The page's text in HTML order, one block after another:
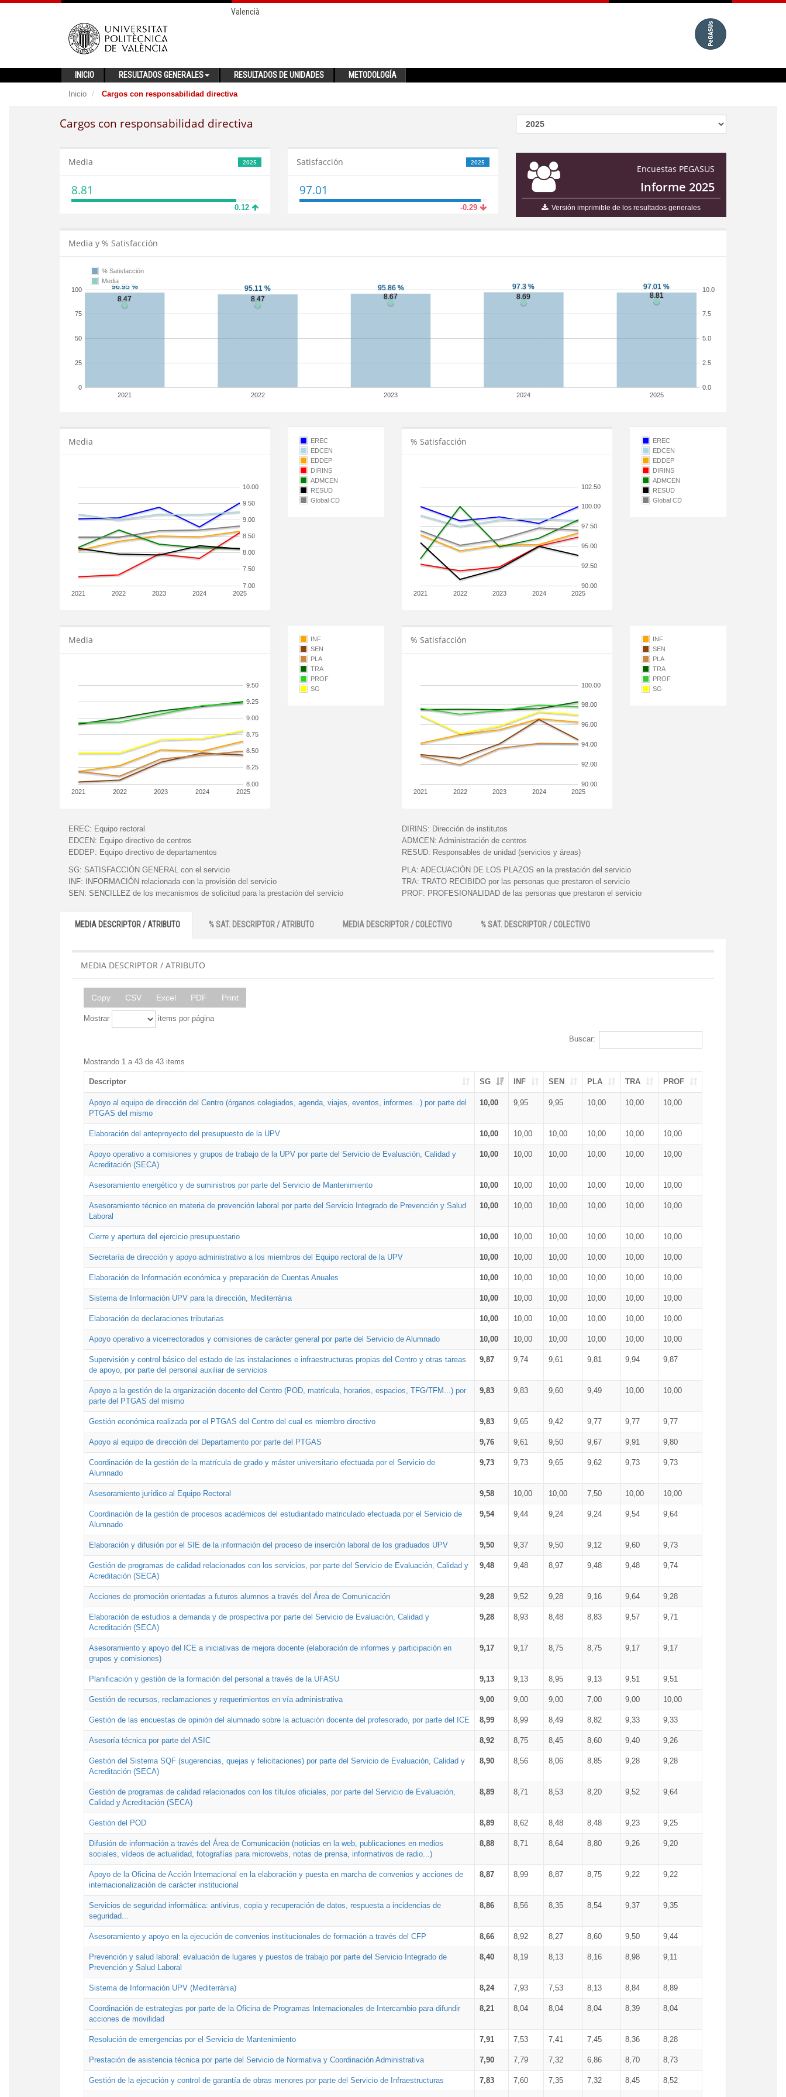
Valencià
INICIO RESULTADOS GENERALES RESULTADOS DE UNIDADES METODOLOGÍA
Inicio Cargos con responsabilidad directiva
Cargos con responsabilidad directiva
Encuestas PEGASUS
Informe 2025
Versión imprimible de los resultados generales
2025
Media
8.81
0.12
2025
Satisfacción
97.01
-0.29
Media y % Satisfacción
2021 2022 2023 2024 2025
0
25
50
75
100
0.0
2.5
5.0
7.5
10.0
% Satisfacción
Media
Media
2021 2022 2023 2024 2025
7.00
7.50
8.00
8.50
9.00
9.50
10.00
EREC
EDCEN
EDDEP
DIRINS
ADMCEN
RESUD
Global CD
% Satisfacción
2021 2022 2023 2024 2025
90.00
92.50
95.00
97.50
100.00
102.50
EREC
EDCEN
EDDEP
DIRINS
ADMCEN
RESUD
Global CD
Media
2021 2022 2023 2024 2025
8.00
8.25
8.50
8.75
9.00
9.25
9.50
INF
SEN
PLA
TRA
PROF
SG
% Satisfacción
2021 2022 2023 2024 2025
90.00
92.00
94.00
96.00
98.00
100.00
INF
SEN
PLA
TRA
PROF
SG
EREC: Equipo rectoral
EDCEN: Equipo directivo de centros
EDDEP: Equipo directivo de departamentos
DIRINS: Dirección de institutos
ADMCEN: Administración de centros
RESUD: Responsables de unidad (servicios y áreas)
SG: SATISFACCIÓN GENERAL con el servicio
INF:
INFORMACIÓN relacionada con la provisión del servicio
SEN: SENCILLEZ de los mecanismos de solicitud para la prestación del servicio
PLA: ADECUACIÓN DE LOS PLAZOS en la prestación del servicio
TRA: TRATO RECIBIDO por las personas que prestaron el servicio
PROF: PROFESIONALIDAD de las personas que prestaron el servicio
MEDIA DESCRIPTOR / ATRIBUTO % SAT. DESCRIPTOR / ATRIBUTO MEDIA DESCRIPTOR / COLECTIVO % SAT. DESCRIPTOR / COLECTIVO
MEDIA DESCRIPTOR / ATRIBUTO
Copy CSV Excel PDF Print
Mostrar items por página
Buscar:
Mostrando 1 a 43 de 43 items
Descriptor SG INF SEN PLA TRA PROF
Apoyo al equipo de dirección del Centro (órganos colegiados, agenda, viajes, eventos, informes...) por parte del
PTGAS del mismo
10,00 9,95 9,95 10,00 10,00 10,00
Elaboración del anteproyecto del presupuesto de la UPV 10,00 10,00 10,00 10,00 10,00 10,00
Apoyo operativo a comisiones y grupos de trabajo de la UPV por parte del Servicio de Evaluación, Calidad y
Acreditación (SECA)
10,00 10,00 10,00 10,00 10,00 10,00
Asesoramiento energético y de suministros por parte del Servicio de Mantenimiento 10,00 10,00 10,00 10,00 10,00 10,00
Asesoramiento técnico en materia de prevención laboral por parte del Servicio Integrado de Prevención y Salud
Laboral
10,00 10,00 10,00 10,00 10,00 10,00
Cierre y apertura del ejercicio presupuestario 10,00 10,00 10,00 10,00 10,00 10,00
Secretaría de dirección y apoyo administrativo a los miembros del Equipo rectoral de la UPV 10,00 10,00 10,00 10,00 10,00 10,00
Elaboración de Información económica y preparación de Cuentas Anuales 10,00 10,00 10,00 10,00 10,00 10,00
Sistema de Información UPV para la dirección, Mediterrània 10,00 10,00 10,00 10,00 10,00 10,00
Elaboración de declaraciones tributarias 10,00 10,00 10,00 10,00 10,00 10,00
Apoyo operativo a vicerrectorados y comisiones de carácter general por parte del Servicio de Alumnado 10,00 10,00 10,00 10,00 10,00 10,00
Supervisión y control básico del estado de las instalaciones e infraestructuras propias del Centro y otras tareas
de apoyo, por parte del personal auxiliar de servicios
9,87 9,74 9,61 9,81 9,94 9,87
Apoyo a la gestión de la organización docente del Centro (POD, matrícula, horarios, espacios, TFG/TFM...) por
parte del PTGAS del mismo
9,83 9,83 9,60 9,49 10,00 10,00
Gestión económica realizada por el PTGAS del Centro del cual es miembro directivo 9,83 9,65 9,42 9,77 9,77 9,77
Apoyo al equipo de dirección del Departamento por parte del PTGAS 9,76 9,61 9,50 9,67 9,91 9,80
Coordinación de la gestión de la matrícula de grado y máster universitario efectuada por el Servicio de
Alumnado
9,73 9,73 9,65 9,62 9,73 9,73
Asesoramiento jurídico al Equipo Rectoral 9,58 10,00 10,00 7,50 10,00 10,00
Coordinación de la gestión de procesos académicos del estudiantado matriculado efectuada por el Servicio de
Alumnado
9,54 9,44 9,24 9,24 9,54 9,64
Elaboración y difusión por el SIE de la información del proceso de inserción laboral de los graduados UPV 9,50 9,37 9,50 9,12 9,60 9,73
Gestión de programas de calidad relacionados con los servicios, por parte del Servicio de Evaluación, Calidad y
Acreditación (SECA)
9,48 9,48 8,97 9,48 9,48 9,74
Acciones de promoción orientadas a futuros alumnos a través del Área de Comunicación 9,28 9,52 9,28 9,16 9,64 9,28
Elaboración de estudios a demanda y de prospectiva por parte del Servicio de Evaluación, Calidad y
Acreditación (SECA)
9,28 8,93 8,48 8,83 9,57 9,71
Asesoramiento y apoyo del ICE a iniciativas de mejora docente (elaboración de informes y participación en
grupos y comisiones)
9,17 9,17 8,75 8,75 9,17 9,17
Planificación y gestión de la formación del personal a través de la UFASU 9,13 9,13 8,95 9,13 9,51 9,51
Gestión de recursos, reclamaciones y requerimientos en vía administrativa 9,00 9,00 9,00 7,00 9,00 10,00
Gestión de las encuestas de opinión del alumnado sobre la actuación docente del profesorado, por parte del ICE 8,99 8,99 8,49 8,82 9,33 9,33
Asesoría técnica por parte del ASIC 8,92 8,75 8,45 8,60 9,40 9,26
Gestión del Sistema SQF (sugerencias, quejas y felicitaciones) por parte del Servicio de Evaluación, Calidad y
Acreditación (SECA)
8,90 8,56 8,06 8,85 9,28 9,28
Gestión de programas de calidad relacionados con los títulos oficiales, por parte del Servicio de Evaluación,
Calidad y Acreditación (SECA)
8,89 8,71 8,53 8,20 9,52 9,64
Gestión del POD 8,89 8,62 8,48 8,48 9,23 9,25
Difusión de información a través del Área de Comunicación (noticias en la web, publicaciones en medios
sociales, vídeos de actualidad, fotografías para microwebs, notas de prensa, informativos de radio...)
8,88 8,71 8,64 8,80 9,26 9,20
Apoyo de la Oficina de Acción Internacional en la elaboración y puesta en marcha de convenios y acciones de
internacionalización de carácter institucional
8,87 8,99 8,87 8,75 9,22 9,22
Servicios de seguridad informática: antivirus, copia y recuperación de datos, respuesta a incidencias de
seguridad...
8,86 8,56 8,35 8,54 9,37 9,35
Asesoramiento y apoyo en la ejecución de convenios institucionales de formación a través del CFP 8,66 8,92 8,27 8,60 9,50 9,44
Prevención y salud laboral: evaluación de lugares y puestos de trabajo por parte del Servicio Integrado de
Prevención y Salud Laboral
8,40 8,19 8,13 8,16 8,98 9,11
Sistema de Información UPV (Mediterrània) 8,24 7,93 7,53 8,13 8,84 8,89
Coordinación de estrategias por parte de la Oficina de Programas Internacionales de Intercambio para difundir
acciones de movilidad
8,21 8,04 8,04 8,04 8,39 8,04
Resolución de emergencias por el Servicio de Mantenimiento 7,91 7,53 7,41 7,45 8,36 8,28
Prestación de asistencia técnica por parte del Servicio de Normativa y Coordinación Administrativa 7,90 7,79 7,32 6,86 8,70 8,73
Gestión de la ejecución y control de garantía de obras menores por parte del Servicio de Infraestructuras 7,83 7,60 7,35 7,32 8,45 8,52